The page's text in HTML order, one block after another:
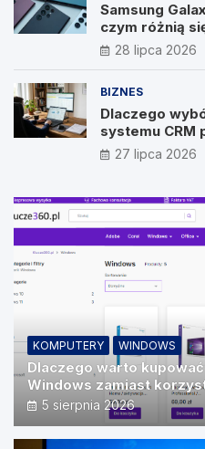
Samsung
czym różnią
28 lipca 2026
BIZNES
Dlaczego
systemu CRM
Wywiad z
Vision
27 lipca 2026
KOMPUTERY WINDOWS
Dlaczego warto
Windows zamiast
źródeł?
5 sierpnia 2026